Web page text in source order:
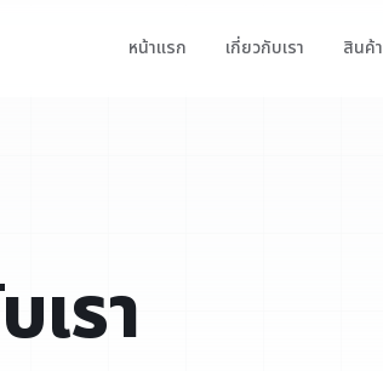
หน้าแรก เกี่ยวกับเรา สินค้
เรา